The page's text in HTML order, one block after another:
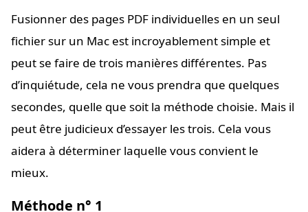
Fusionner des pages PDF individuelles en un seul
fichier sur un Mac est incroyablement simple et
peut se faire de trois manières différentes. Pas
d’inquiétude, cela ne vous prendra que quelques
secondes, quelle que soit la méthode choisie. Mais il
peut être judicieux d’essayer les trois. Cela vous
aidera à déterminer laquelle vous convient le
mieux.
Méthode n° 1